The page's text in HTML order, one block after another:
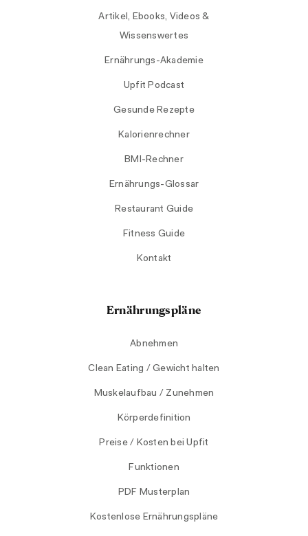
Artikel, Ebooks, Videos &
Wissenswertes
Ernährungs-Akademie
Upfit Podcast
Gesunde Rezepte
Kalorienrechner
BMI-Rechner
Ernährungs-Glossar
Restaurant Guide
Fitness Guide
Kontakt
Ernährungspläne
Abnehmen
Clean Eating / Gewicht halten
Muskelaufbau / Zunehmen
Körperdefinition
Preise / Kosten bei Upfit
Funktionen
PDF Musterplan
Kostenlose Ernährungspläne